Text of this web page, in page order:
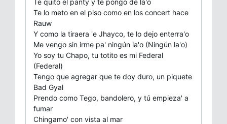
Te quito el panty y te pongo de la'o
Te lo meto en el piso como en los concert hace
Rauw
Y como la tiraera 'e Jhayco, te lo dejo enterra'o
Me vengo sin irme pa' ningún la'o (Ningún la'o)
Yo soy tu Chapo, tu totito es mi Federal
(Federal)
Tengo que agregar que te doy duro, un piquete
Bad Gyal
Prendo como Tego, bandolero, y tú empieza' a
fumar
Chingamo' con vista al mar